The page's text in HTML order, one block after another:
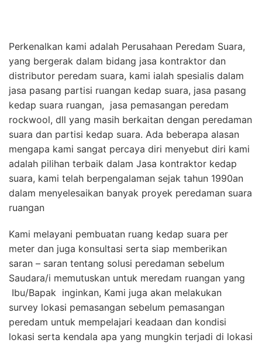
Perkenalkan kami adalah Perusahaan Peredam Suara,
yang bergerak dalam bidang jasa kontraktor dan
distributor peredam suara, kami ialah spesialis dalam
jasa pasang partisi ruangan kedap suara, jasa pasang
kedap suara ruangan, jasa pemasangan peredam
rockwool, dll yang masih berkaitan dengan peredaman
suara dan partisi kedap suara. Ada beberapa alasan
mengapa kami sangat percaya diri menyebut diri kami
adalah pilihan terbaik dalam Jasa kontraktor kedap
suara, kami telah berpengalaman sejak tahun 1990an
dalam menyelesaikan banyak proyek peredaman suara
ruangan
Kami melayani pembuatan ruang kedap suara per
meter dan juga konsultasi serta siap memberikan
saran – saran tentang solusi peredaman sebelum
Saudara/i memutuskan untuk meredam ruangan yang
Ibu/Bapak inginkan, Kami juga akan melakukan
survey lokasi pemasangan sebelum pemasangan
peredam untuk mempelajari keadaan dan kondisi
lokasi serta kendala apa yang mungkin terjadi di lokasi